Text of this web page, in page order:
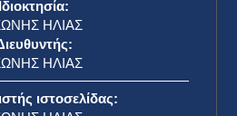
Ιδιοκτησία:
ΗΛΙΑΣ
ΗΛΙΑΣ
ιστοσελίδας: